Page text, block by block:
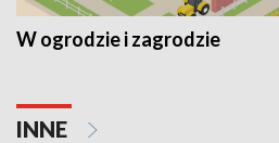
W ogrodzie i zagrodzie
INNE